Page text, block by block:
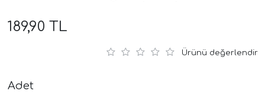
189,90 TL
Ürünü değerlendir
Adet